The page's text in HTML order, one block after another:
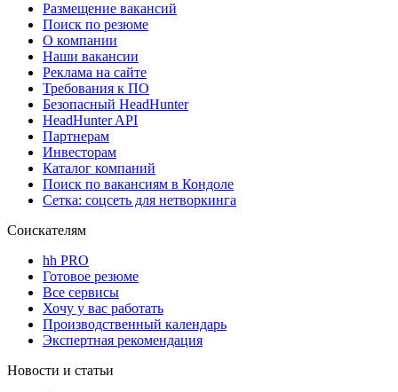
Размещение вакансий
Поиск по резюме
О компании
Наши вакансии
Реклама на сайте
Требования к ПО
Безопасный HeadHunter
HeadHunter API
Партнерам
Инвесторам
Каталог компаний
Поиск по вакансиям в Кондоле
Сетка: соцсеть для нетворкинга
Соискателям
hh PRO
Готовое резюме
Все сервисы
Хочу у вас работать
Производственный календарь
Экспертная рекомендация
Новости и статьи